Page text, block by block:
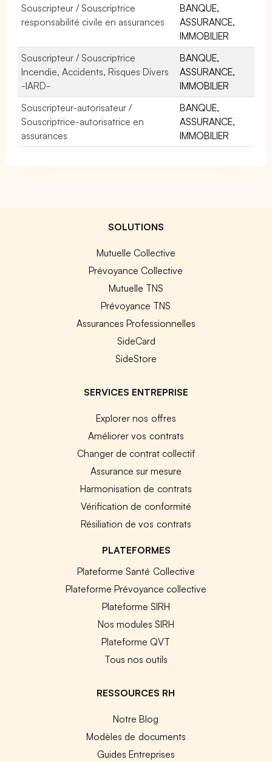
Souscripteur / Souscriptrice
responsabilité civile en assurances
BANQUE,
ASSURANCE,
IMMOBILIER
Souscripteur / Souscriptrice
Incendie, Accidents, Risques Divers
-IARD-
BANQUE,
ASSURANCE,
IMMOBILIER
Souscripteur-autorisateur /
Souscriptrice-autorisatrice en
assurances
BANQUE,
ASSURANCE,
IMMOBILIER
SOLUTIONS
Mutuelle Collective
Prévoyance Collective
Mutuelle TNS
Prévoyance TNS
Assurances Professionnelles
SideCard
SideStore
SERVICES ENTREPRISE
Explorer nos offres
Améliorer vos contrats
Changer de contrat collectif
Assurance sur mesure
Harmonisation de contrats
Vérification de conformité
Résiliation de vos contrats
PLATEFORMES
Plateforme Santé Collective
Plateforme Prévoyance collective
Plateforme SIRH
Nos modules SIRH
Plateforme QVT
Tous nos outils
RESSOURCES RH
Notre Blog
Modèles de documents
Guides Entreprises